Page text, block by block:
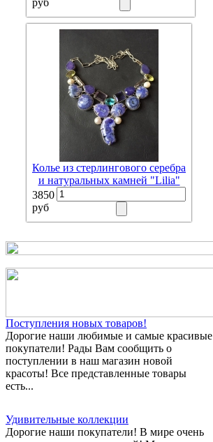
руб
Колье из стерлингового серебра
и натуральных камней "Lilia"
3850
руб
Поступления новых товаров!
Дорогие наши любимые и самые красивые
покупатели! Рады Вам сообщить о
поступлении в наш магазин новой
красоты! Все представленные товары
есть...
Удивительные коллекции
Дорогие наши покупатели! В мире очень